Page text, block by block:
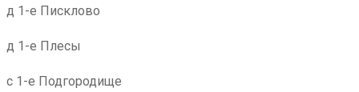
д 1-е Писклово
д 1-е Плесы
с 1-е Подгородище